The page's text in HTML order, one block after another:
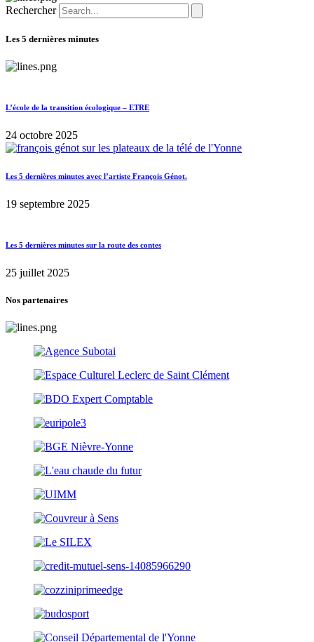
Rechercher
Les 5 dernières minutes
L’école de la transition écologique – ETRE
24 octobre 2025
Les 5 dernières minutes avec l’artiste François Génot.
19 septembre 2025
Les 5 dernières minutes sur la route des contes
25 juillet 2025
Nos partenaires